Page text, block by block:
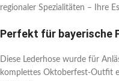
regionaler Spezialitäten – Ihre
Perfekt für bayerische
Diese Lederhose wurde für
komplettes Oktoberfest-Outfit